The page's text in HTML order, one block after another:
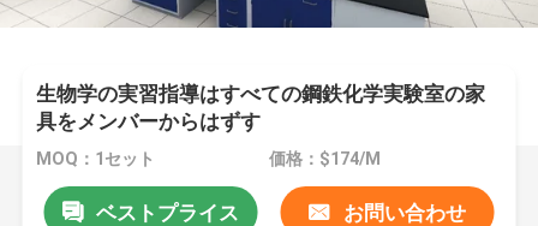
生物学の実習指導はすべての鋼鉄化学実験室の家
具をメンバーからはずす
MOQ：1セット 価格：$174/M
ベストプライス お問い合わせ